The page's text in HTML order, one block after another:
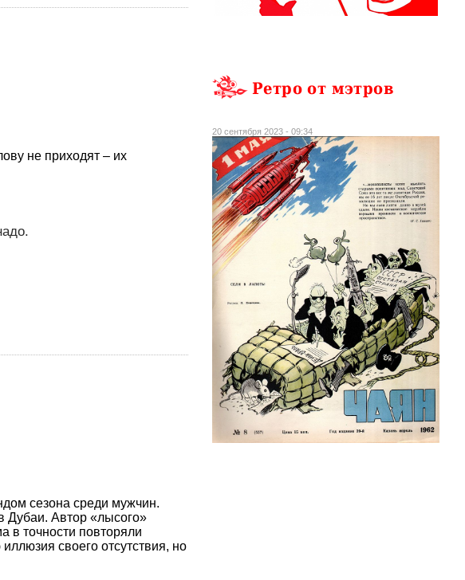
не приходят – их
сезона среди мужчин.
Дубаи. Автор «лысого»
точности повторяли
своего отсутствия, но
Ретро от мэтров
20 сентября 2023 - 09:34